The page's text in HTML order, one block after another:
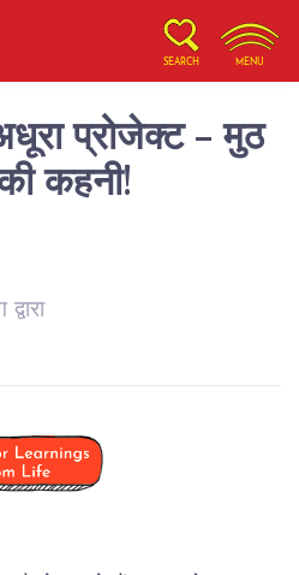
SEARCH MENU
प्रोजेक्ट - मुठ
कहनी!